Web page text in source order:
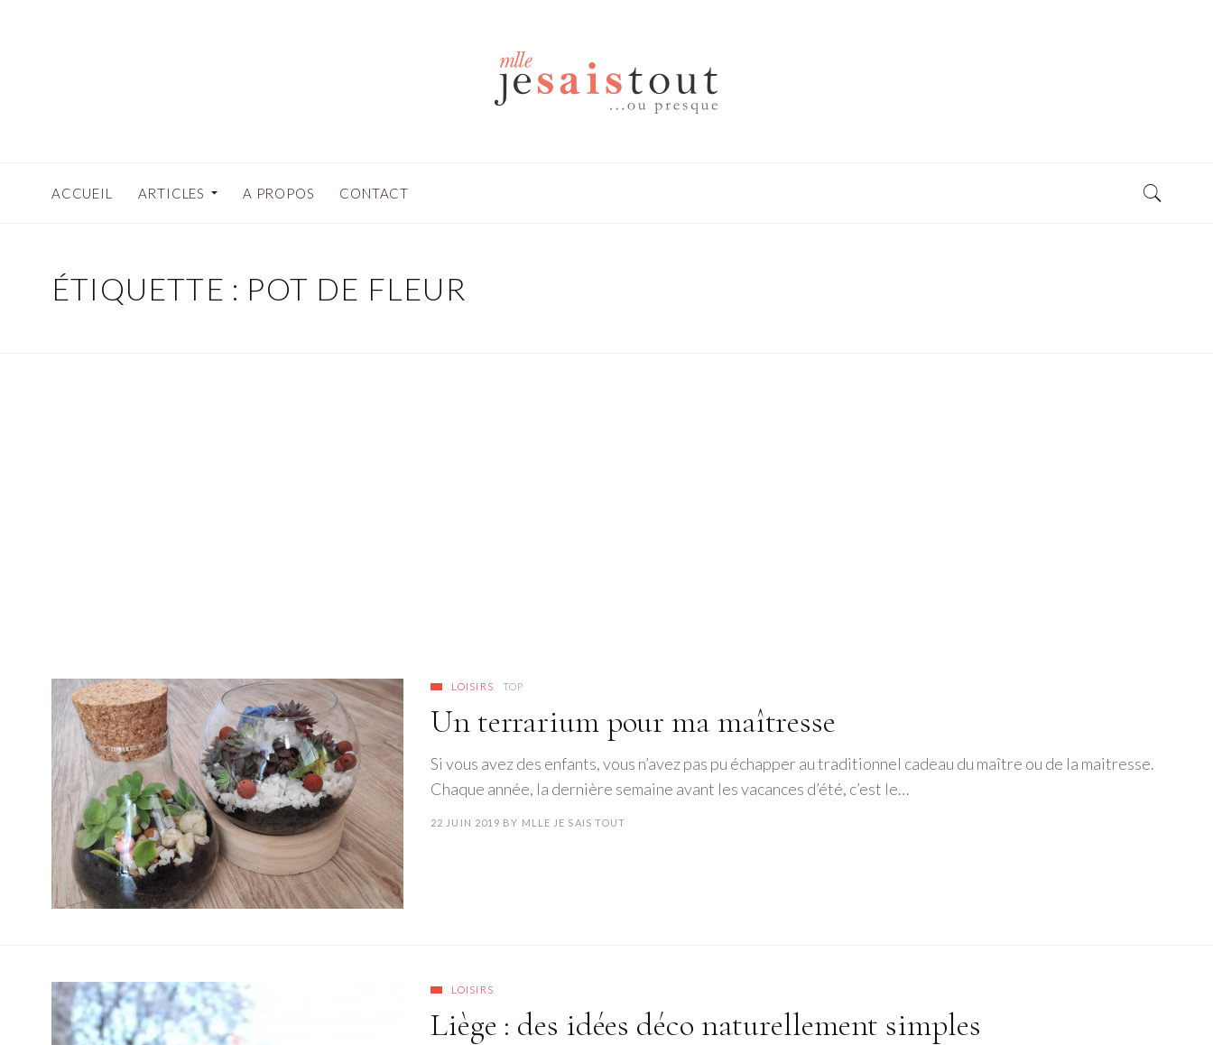
ACCUEIL ARTICLES A PROPOS CONTACT
ÉTIQUETTE : POT DE FLEUR
LOISIRS TOP
Un terrarium pour ma maîtresse
Si vous avez des enfants, vous n’avez pas pu échapper au traditionnel cadeau du maître ou de la maitresse.
Chaque année, la dernière semaine avant les vacances d’été, c’est le…
22 JUIN 2019 BY MLLE JE SAIS TOUT
LOISIRS
Liège : des idées déco naturellement simples